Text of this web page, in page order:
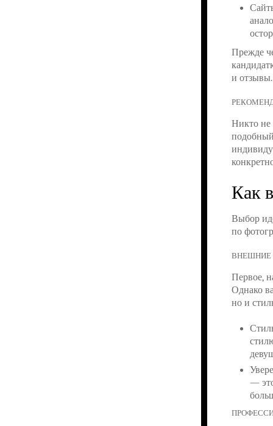
Прежде
и отзывы.
Никто не
Как
Выбор
по
ВНЕШНИЕ
Первое,
Однако
но и
—